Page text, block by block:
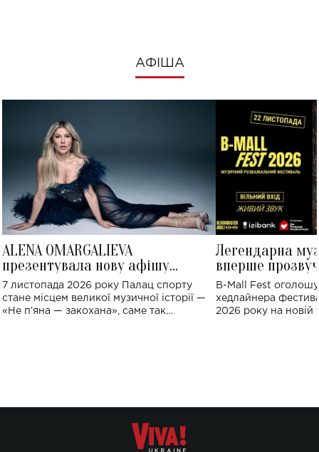
АФІША
ALENA OMARGALIEVA
презентувала нову афішу
великого концерту в Палаці
спорту
7 листопада 2026 року Палац спорту
стане місцем великої музичної історії —
«Не пʼяна — закохана», саме так
Легендарна
вперше
Україні: де
B-Mall Fest
хедлайнера
2026 року на новій